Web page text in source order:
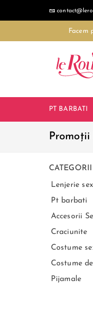
Facem
PT BARBATI
CATEGORII
Lenjerie
Pt barbati
Accesorii
Craciunite
Costume
Costume
Pijamale